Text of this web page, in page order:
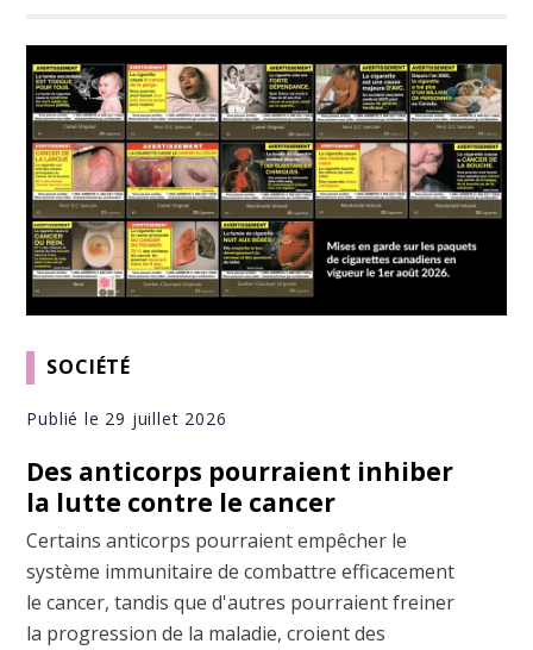
SOCIÉTÉ
Publié le 29 juillet 2026
Des anticorps pourraient inhiber
la lutte contre le cancer
Certains anticorps pourraient empêcher le
système immunitaire de combattre efficacement
le cancer, tandis que d'autres pourraient freiner
la progression de la maladie, croient des